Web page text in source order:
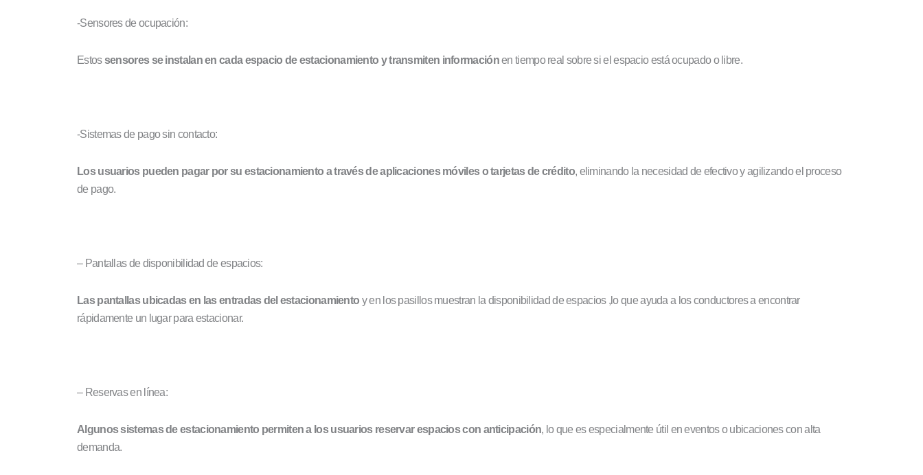
-Sensores de ocupación:
Estossensores se instalan en cada espacio de estacionamiento y transmiten informaciónen tiempo real sobre si el espacio está ocupado o libre.
-Sistemas de pago sin contacto:
Los usuarios pueden pagar por su estacionamiento a través de aplicaciones móviles o tarjetas de crédito, eliminando la necesidad de efectivo y agilizando el proceso
de pago.
– Pantallas de disponibilidad de espacios:
Las pantallas ubicadas en las entradas del estacionamiento y en los pasillos muestran la disponibilidad de espacios ,lo que ayuda a los conductores a encontrar
rápidamente un lugar para estacionar.
– Reservas en línea:
Algunos sistemas de estacionamiento permiten a los usuarios reservar espacios con anticipación, lo que es especialmente útil en eventos o ubicaciones con alta
demanda.